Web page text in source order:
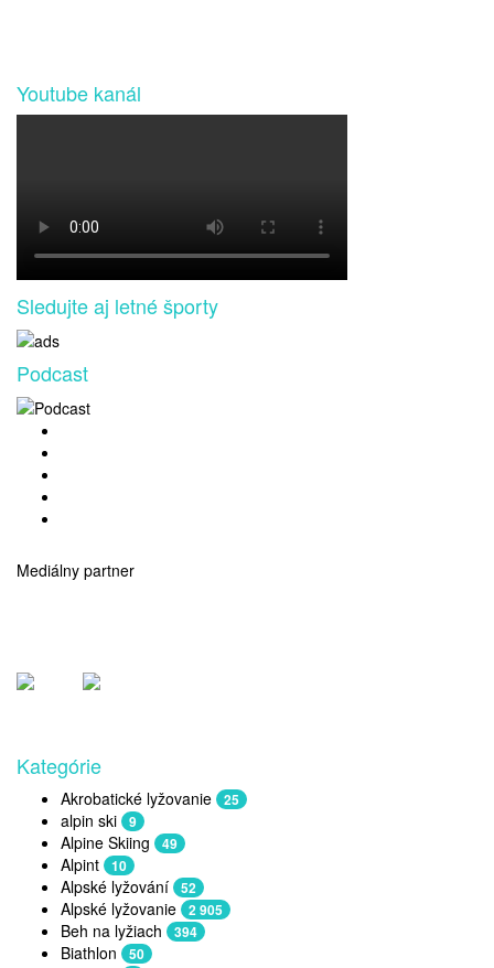
Youtube kanál
Sledujte aj letné športy
Podcast
Mediálny partner
Kategórie
Akrobatické lyžovanie 25
alpin ski 9
Alpine Skiing 49
Alpint 10
Alpské lyžování 52
Alpské lyžovanie 2 905
Beh na lyžiach 394
Biathlon 50